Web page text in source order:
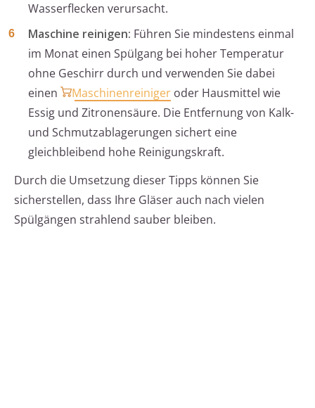
Wasserflecken verursacht.
Maschine reinigen: Führen Sie mindestens einmal
im Monat einen Spülgang bei hoher Temperatur
ohne Geschirr durch und verwenden Sie dabei
einen
Maschinenreiniger oder Hausmittel wie
Essig und Zitronensäure. Die Entfernung von Kalk-
und Schmutzablagerungen sichert eine
gleichbleibend hohe Reinigungskraft.
Durch die Umsetzung dieser Tipps können Sie
sicherstellen, dass Ihre Gläser auch nach vielen
Spülgängen strahlend sauber bleiben.